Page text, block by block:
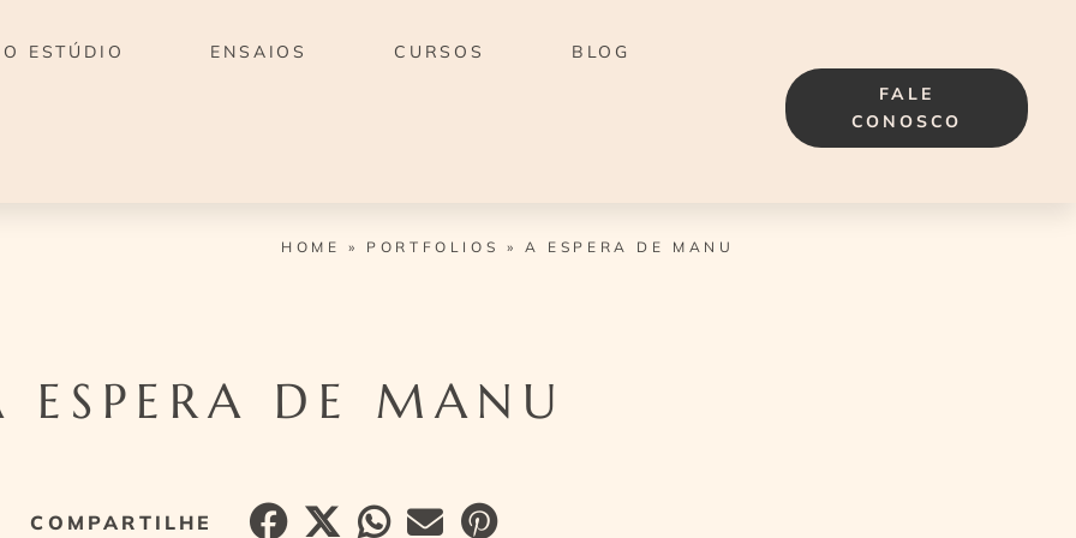
O ESTÚDIO ENSAIOS CURSOS
BLOG
FALE
CONOSCO
HOME » PORTFOLIOS »A ESPERA DE MANU
ESPERA DE MANU